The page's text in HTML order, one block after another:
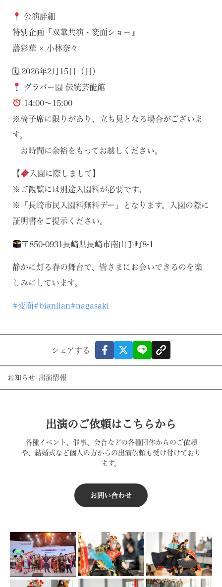
公演詳細
特別企画『双華共演・変面ショー』
藩彩華 × 小林奈々
🗓 2026年2月15日（日）
グラバー園 伝統芸能館
14:00〜15:00
※椅子席に限りがあり、立ち見となる場合がございま
す。
お時間に余裕をもってお越しください。
【
入園に際しまして】
※ご観覧には別途入園料が必要です。
※「長崎市民入園料無料デー」となります。入園の際に
証明書をご提示ください。
〒850-0931長崎県長崎市南山手町8-1
静かに灯る春の舞台で、皆さまにお会いできるのを楽
しみにしています。
#変面#bianlian#nagasaki
シェアする
お知らせ 出演情報
出演のご依頼はこちらから
各種イベント、催事、会合などの各種団体からのご依頼
や、結婚式など個人の方からの出演依頼も受け付けており
ます。
お問い合わせ